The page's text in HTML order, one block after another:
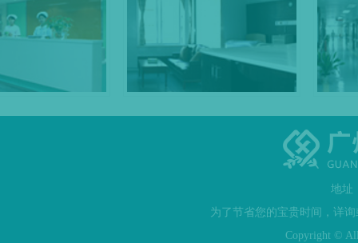
地址
为了节省您的宝贵时间，详
Copyright ©